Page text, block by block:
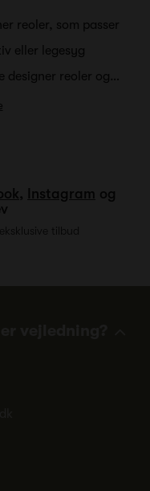
reoler, som passer
eller legesyg
designer reoler og…
, Instagram og
tilbud